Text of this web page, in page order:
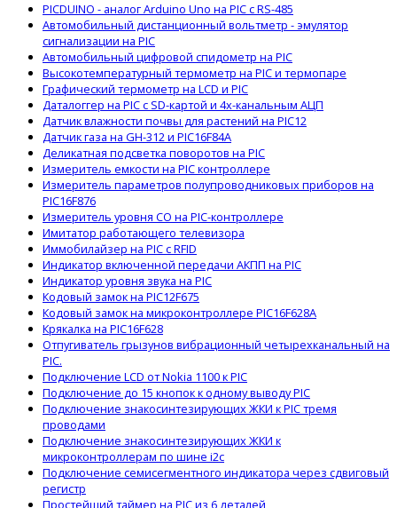
PICDUINO - аналог Arduino Uno на PIС с RS-485
Автомобильный дистанционный вольтметр - эмулятор
сигнализации на PIC
Автомобильный цифровой спидометр на PIC
Высокотемпературный термометр на PIC и термопаре
Графический термометр на LCD и PIC
Даталоггер на PIC с SD-картой и 4х-канальным АЦП
Датчик влажности почвы для растений на PIC12
Датчик газа на GH-312 и PIC16F84A
Деликатная подсветка поворотов на PIC
Измеритель емкости на PIC контроллере
Измеритель параметров полупроводниковых приборов на
PIC16F876
Измеритель уровня CO на PIC-контроллере
Имитатор работающего телевизора
Иммобилайзер на PIC с RFID
Индикатор включенной передачи АКПП на PIC
Индикатор уровня звука на PIC
Кодовый замок на PIC12F675
Кодовый замок на микроконтроллере PIC16F628A
Крякалка на PIC16F628
Отпугиватель грызунов вибрационный четырехканальный на
PIC.
Подключение LCD от Nokia 1100 к PIC
Подключение до 15 кнопок к одному выводу PIC
Подключение знакосинтезирующих ЖКИ к PIC тремя
проводами
Подключение знакосинтезирующих ЖКИ к
микроконтроллерам по шине i2c
Подключение семисегментного индикатора через сдвиговый
регистр
Простейший таймер на PIC из 6 деталей